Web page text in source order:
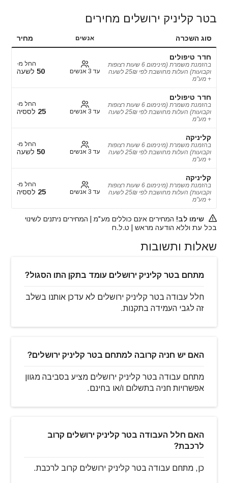
בטר קליניק ירושלים מחירים
סוג השכרה אנשים מחיר
חדר טיפולים
בהזמנת משמרת (מינימום 6 שעות רצופות
וקבועות) העלות מחושבת לפי 25₪ לשעה
+ מע"מ
עד 3 אנשים
החל מ-
50 לשעה
חדר טיפולים
בהזמנת משמרת (מינימום 6 שעות רצופות
וקבועות) העלות מחושבת לפי 25₪ לשעה
+ מע"מ
עד 3 אנשים
החל מ-
25 לססיה
קליניקה
בהזמנת משמרת (מינימום 6 שעות רצופות
וקבועות) העלות מחושבת לפי 25₪ לשעה
+ מע"מ
עד 3 אנשים
החל מ-
50 לשעה
קליניקה
בהזמנת משמרת (מינימום 6 שעות רצופות
וקבועות) העלות מחושבת לפי 25₪ לשעה
+ מע"מ
עד 3 אנשים
החל מ-
25 לססיה
שימו לב! המחירים אינם כוללים מע"מ | המחירים ניתנים לשינוי
בכל עת וללא הודעה מראש | ט.ל.ח
שאלות ותשובות
מתחם בטר קליניק ירושלים עומד בתקן התו הסגול?
חלל עבודה בטר קליניק ירושלים לא עדכן אותנו בשלב
זה לגבי העמידה בתקנות.
האם יש חניה קרובה למתחם בטר קליניק ירושלים?
מתחם עבודה בטר קליניק ירושלים מציע בסביבה מגוון
אפשרויות חניה בתשלום ו/או בחינם.
האם חלל העבודה בטר קליניק ירושלים קרוב
לרכבת?
כן, מתחם עבודה בטר קליניק ירושלים קרוב לרכבת.